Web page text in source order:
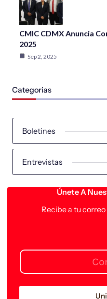
CMIC CDMX Anuncia
2025
Sep 2, 2025
Categorias
Boletines
Entrevistas
Únete A
Recibe a tu